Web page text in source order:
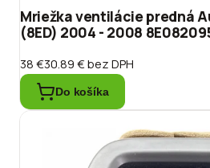
Mriežka ventilácie predná
(8ED) 2004 - 2008
38 €30.89 €bez DPH
Do košíka